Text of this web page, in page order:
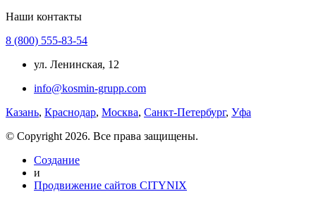
Наши контакты
8 (800) 555-83-54
ул. Ленинская, 12
info@kosmin-grupp.com
Казань, Краснодар, Москва, Санкт-Петербург, Уфа
© Copyright 2026. Все права защищены.
Создание
и
Продвижение сайтов CITYNIX